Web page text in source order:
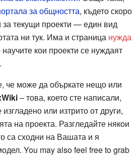
за общността, където скоро
текущи проекти — един вид
ни тук. Има и страница нужда
кои проекти се нуждаят
че може да объркате нещо или
– това, което сте написали,
или изтрито от други,
на проекта. Разгледайте някои
са сходни на Вашата и я
You may also feel free to grab